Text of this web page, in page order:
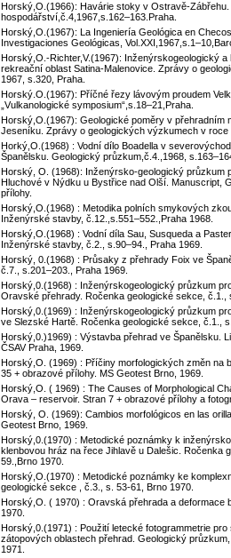
Horský,O.(1966): Havárie stoky v Ostravě-Zábřehu.
hospodářství,č.4,1967,s.162–163.Praha.
Horský,O.(1967): La Ingeniería Geológica en
Investigaciones Geológicas,
Horský,O.-Richter,V.(1967): Inženýrskogeologický
rekreační oblast Satina-Malenovice. Zprávy o
1967, s.320, Praha.
Horský.O.(1967): Příčné řezy lávovým proudem
„Vulkanologické symposium“,s.18–21,Praha.
Horský,O.(1967): Geologické poměry v přehradním
Jeseníku. Zprávy o geologických výzkumech v roce
Horký,O.(1968) : Vodní dílo Boadella v
Španělsku. Geologický průzkum,č.4.,1968,
Horský, O. (1968): Inženýrsko-geologický průzkum
Hluchové v Nýdku u Bystřice nad Olší. Manuscript,
přílohy.
Horský,O.(1968) : Metodika polních smykových
Inženýrské stavby, č.12.,s.551–552.,Praha 1968.
Horský,O.(1968) : Vodní díla Sau, Susqueda a
Inženýrské stavby, č.2., s.90–94., Praha 1969.
Horský, 0.(1968) : Průsaky z přehrady Foix ve
č.7., s.201–203., Praha 1969.
Horský,0.(1968) : Inženýrskogeologický průzkum
Oravské přehrady. Ročenka geologické sekce, č.1.,
Horský,0.(1969) : Inženýrskogeologický průzkum
ve Slezské Hartě. Ročenka geologické sekce, č.1.,
Horský,0.)1969) : Výstavba přehrad ve Španělsku.
ČSAV Praha, 1969.
Horský,O. (1969) : Příčiny morfologických změn na
35 + obrazové přílohy. MS Geotest Brno, 1969.
Horský,O. ( 1969) : The Causes of Morphological
Orava – reservoir. Stran 7 + obrazové přílohy a
Horský, O. (1969): Cambios morfológicos en las
Geotest Brno, 1969.
Horský,0.(1970) : Metodické poznámky k
klenbovou hráz na řece Jihlavě u Dalešic. Ročenka
59.,Brno 1970.
Horský,O.(1970) : Metodické poznámky ke
geologické sekce , č.3., s. 53-61, Brno 1970.
Horský,O. ( 1970) : Oravská přehrada a deformace
1970.
Horský,0.(1971) : Použití letecké fotogrammetrie
zátopových oblastech přehrad. Geologický
1971.